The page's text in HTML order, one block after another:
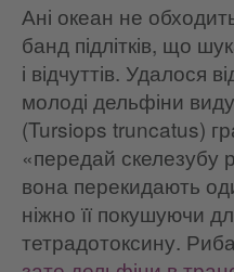
Ані океан не
банд підлітків, що
і відчуттів. Удалося
молоді дельфіни
(Tursiops truncatus)
«передай скелезубу
вона перекидають
ніжно її покушуючи
тетрадотоксину.